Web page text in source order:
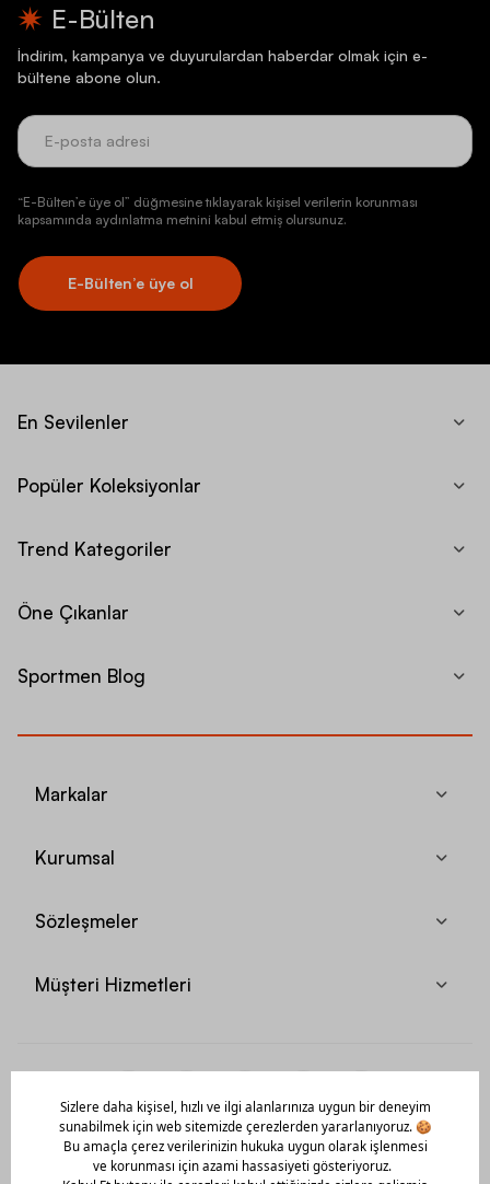
E-Bülten
İndirim, kampanya ve duyurulardan haberdar olmak için e-
bültene abone olun.
“E-Bülten’e üye ol” düğmesine tıklayarak kişisel verilerin korunması
kapsamında aydınlatma metnini kabul etmiş olursunuz.
E-Bülten’e üye ol
En Sevilenler
Popüler Koleksiyonlar
Trend Kategoriler
Öne Çıkanlar
Sportmen Blog
Markalar
Kurumsal
Sözleşmeler
Müşteri Hizmetleri
Mobil Uygulamamızı Hemen İndir!